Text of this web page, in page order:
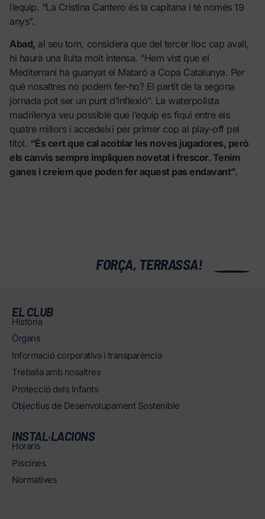
l’equip. “La Cristina Cantero és la capitana i té només 19
anys”.
Abad, al seu torn, considera que del tercer lloc cap avall,
hi haurà una lluita molt intensa. “Hem vist que el
Mediterrani ha guanyat el Mataró a Copa Catalunya. Per
què nosaltres no podem fer-ho? El partit de la segona
jornada pot ser un punt d’inflexió”. La waterpolista
madrilenya veu possible que l’equip es fiqui entre els
quatre millors i accedeixi per primer cop al play-off pel
títol. “És cert que cal acoblar les noves jugadores, però
els canvis sempre impliquen novetat i frescor. Tenim
ganes i creiem que poden fer aquest pas endavant”.
FORÇA, TERRASSA!
EL CLUB
Història
Òrgans
Informació corporativa i transparència
Treballa amb nosaltres
Protecció dels Infants
Objectius de Desenvolupament Sostenible
INSTAL·LACIONS
Horaris
Piscines
Normatives